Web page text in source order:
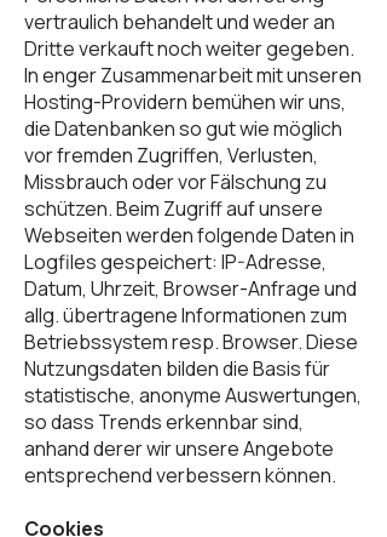
vertraulich behandelt und weder an
Dritte verkauft noch weiter gegeben.
In enger Zusammenarbeit mit unseren
Hosting-Providern bemühen wir uns,
die Datenbanken so gut wie möglich
vor fremden Zugriffen, Verlusten,
Missbrauch oder vor Fälschung zu
schützen. Beim Zugriff auf unsere
Webseiten werden folgende Daten in
Logfiles gespeichert: IP-Adresse,
Datum, Uhrzeit, Browser-Anfrage und
allg. übertragene Informationen zum
Betriebssystem resp. Browser. Diese
Nutzungsdaten bilden die Basis für
statistische, anonyme Auswertungen,
so dass Trends erkennbar sind,
anhand derer wir unsere Angebote
entsprechend verbessern können.
Cookies